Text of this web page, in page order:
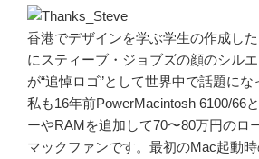
香港でデザインを学ぶ学生の作成し
にスティーブ・ジョブズの顔のシル
が“追悼ロゴ”として世界中で話題にな
私も16年前PowerMacintosh 6100/66
ーやRAMを追加して70〜80万円のロ
マックファンです。最初のMac起動